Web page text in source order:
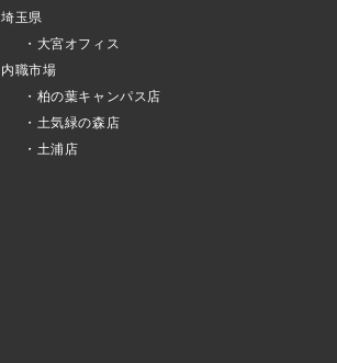
埼玉県
・大宮オフィス
内職市場
・柏の葉キャンパス店
・土気緑の森店
・土浦店